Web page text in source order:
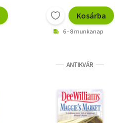
Kosárba
6 - 8 munkanap
ANTIKVÁR